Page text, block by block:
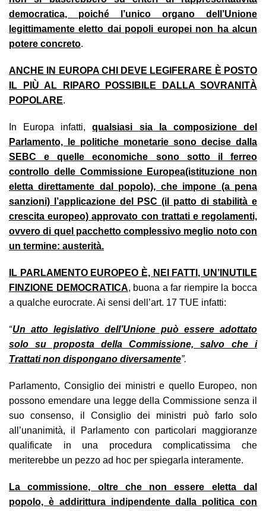
democratica, poiché l’unico organo dell’Unione
legittimamente eletto dai popoli europei non ha alcun
potere concreto.
ANCHE IN EUROPA CHI DEVE LEGIFERARE È POSTO
IL PIÙ AL RIPARO POSSIBILE DALLA SOVRANITÀ
POPOLARE.
In Europa infatti,qualsiasi sia la composizione del
Parlamento, le politiche monetarie sono decise dalla
SEBC e quelle economiche sono sotto il ferreo
controllo delle Commissione Europea(istituzione non
eletta direttamente dal popolo), che impone (a pena
sanzioni) l’applicazione del PSC (il patto di stabilità e
crescita europeo) approvato con trattati e regolamenti,
ovvero di quel pacchetto complessivo meglio noto con
un termine: austerità.
IL PARLAMENTO EUROPEO È, NEI FATTI, UN’INUTILE
FINZIONE DEMOCRATICA, buona a far riempire la bocca
a qualche eurocrate. Ai sensi dell’art. 17 TUE infatti:
“Un atto legislativo dell’Unione può essere adottato
solo su proposta della Commissione, salvo che i
Trattati non dispongano diversamente”.
Parlamento, Consiglio dei ministri e quello Europeo, non
possono emendare una legge della Commissione senza il
suo consenso, il Consiglio dei ministri può farlo solo
all’unanimità, il Parlamento con particolari maggioranze
qualificate in una procedura complicatissima che
meriterebbe un pezzo ad hoc per spiegarla interamente.
La commissione, oltre che non essere eletta dal
popolo, è addirittura indipendente dalla politica con